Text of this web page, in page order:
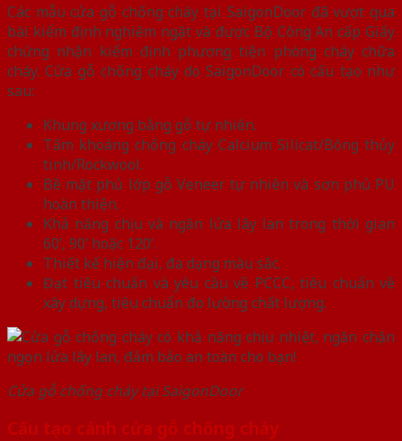
Các mẫu cửa gỗ chống cháy tại SaigonDoor đã vượt qua
bài kiểm định nghiêm ngặt và được Bộ Công An cấp Giấy
chứng nhận kiểm định phương tiện phòng cháy chữa
cháy. Cửa gỗ chống cháy do SaigonDoor có cấu tạo như
sau:
Khung xương bằng gỗ tự nhiên.
Tấm khoáng chống cháy Calcium Silicat/Bông thủy
tinh/Rockwool.
Bề mặt phủ lớp gỗ Veneer tự nhiên và sơn phủ PU
hoàn thiện.
Khả năng chịu và ngăn lửa lây lan trong thời gian
60’, 90’ hoặc 120’.
Thiết kế hiện đại, đa dạng màu sắc.
Đạt tiêu chuẩn và yêu cầu về PCCC, tiêu chuẩn về
xây dựng, tiêu chuẩn đo lường chất lượng.
Cửa gỗ chống cháy tại SaigonDoor
Cấu tạo cánh cửa gỗ chống cháy